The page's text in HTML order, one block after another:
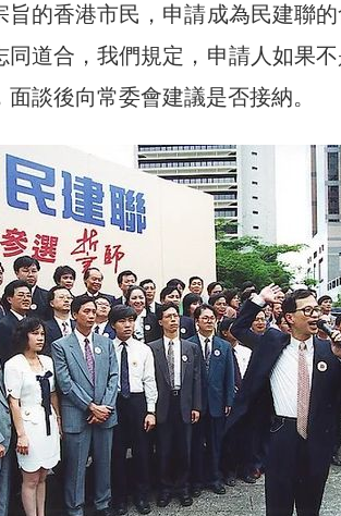
旨的香港市民，申請成為民建聯
同道合，我們規定，申請人如果
談後向常委會建議是否接納。